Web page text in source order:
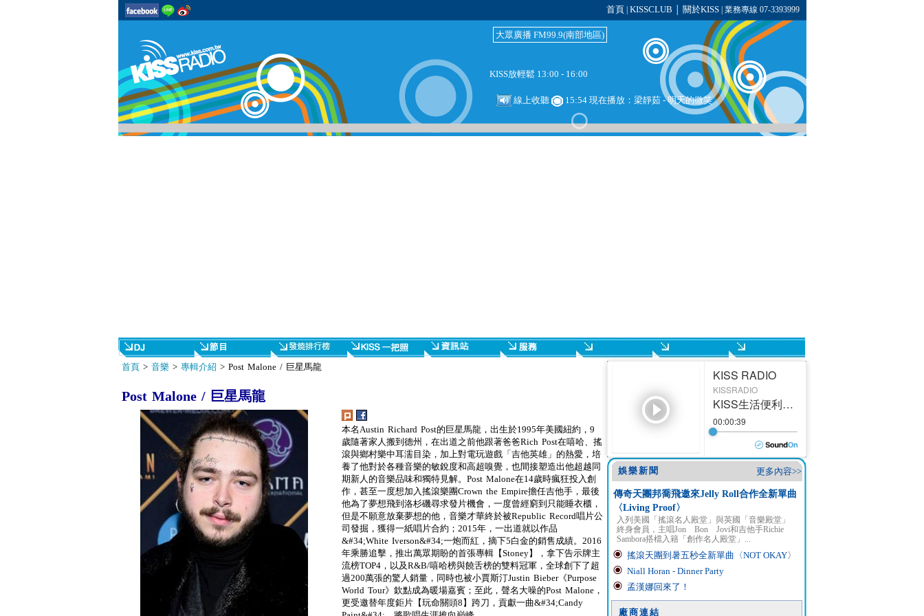
首頁 KISSCLUB 關於KISS| 業務專線 07-3393999
大眾廣播 FM99.9(南部地區)
KISS放輕鬆 13:00 - 16:00
線上收聽 15:54 現在播放：梁靜茹 - 明天的微笑
首頁> 音樂> 專輯介紹 > Post Malone / 巨星馬龍
Post Malone / 巨星馬龍
本名Austin Richard Post的巨星馬龍，出生於1995年美國紐約，9
歲隨著家人搬到德州，在出道之前他跟著爸爸Rich Post在嘻哈、搖
滾與鄉村樂中耳濡目染，加上對電玩遊戲「吉他英雄」的熱愛，培
養了他對於各種音樂的敏銳度和高超嗅覺，也間接塑造出他超越同
期新人的音樂品味和獨特見解。Post Malone在14歲時瘋狂投入創
作，甚至一度想加入搖滾樂團Crown the Empire擔任吉他手，最後
他為了夢想飛到洛杉磯尋求發片機會，一度曾經窮到只能睡衣櫃，
但是不願意放棄夢想的他，音樂才華終於被Republic Record唱片公
司發掘，獲得一紙唱片合約；2015年，一出道就以作品
&#34;White Iverson&#34;一炮而紅，摘下5白金的銷售成績。2016
年乘勝追擊，推出萬眾期盼的首張專輯【Stoney】，拿下告示牌主
流榜TOP4，以及R&B/嘻哈榜與饒舌榜的雙料冠軍，全球創下了超
過200萬張的驚人銷量，同時也被小賈斯汀Justin Bieber《Purpose
World Tour》欽點成為暖場嘉賓；至此，聲名大噪的Post Malone，
更受邀替年度鉅片【玩命關頭8】跨刀，貢獻一曲&#34;Candy
更多內容>>
娛樂新聞
傳奇天團邦喬飛邀來Jelly Roll合作全新單曲
〈Living Proof〉
入列美國「搖滾名人殿堂」與英國「音樂殿堂」
終身會員，主唱Jon Bon Jovi和吉他手Richie
Sambora搭檔入籍「創作名人殿堂」...
搖滾天團到暑五秒全新單曲〈NOT OKAY〉
Niall Horan - Dinner Party
孟漢娜回來了！
廠商連結